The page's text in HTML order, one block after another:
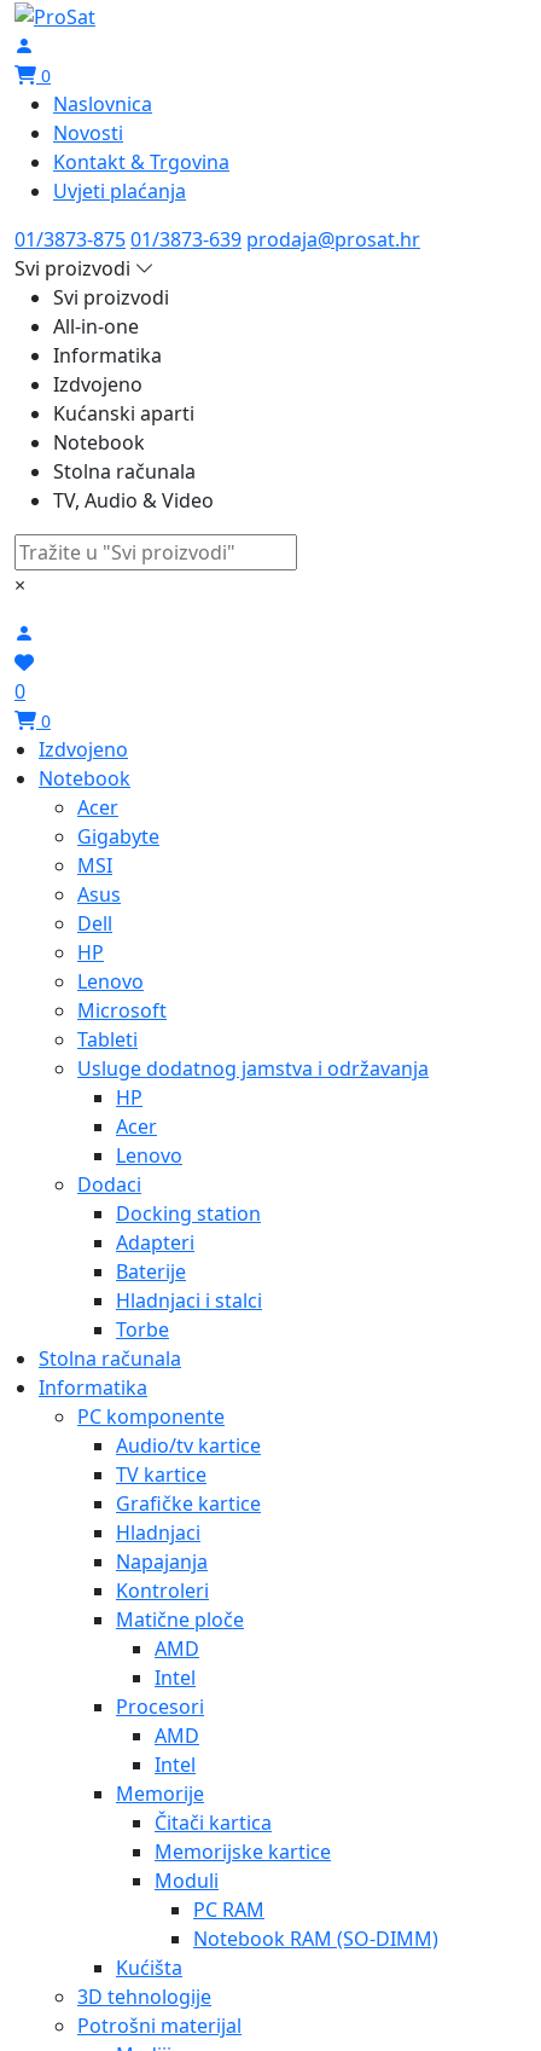
0
Naslovnica
Novosti
Kontakt & Trgovina
Uvjeti plaćanja
01/3873-87501/3873-639 prodaja@prosat.hr
Svi proizvodi
Svi proizvodi
All-in-one
Informatika
Izdvojeno
Kućanski aparti
Notebook
Stolna računala
TV, Audio & Video
×
0
0
Izdvojeno
Notebook
Acer
Gigabyte
MSI
Asus
Dell
HP
Lenovo
Microsoft
Tableti
Usluge dodatnog jamstva i održavanja
HP
Acer
Lenovo
Dodaci
Docking station
Adapteri
Baterije
Hladnjaci i stalci
Torbe
Stolna računala
Informatika
PC komponente
Audio/tv kartice
TV kartice
Grafičke kartice
Hladnjaci
Napajanja
Kontroleri
Matične ploče
AMD
Intel
Procesori
AMD
Intel
Memorije
Čitači kartica
Memorijske kartice
Moduli
PC RAM
Notebook RAM (SO-DIMM)
Kućišta
3D tehnologije
Potrošni materijal